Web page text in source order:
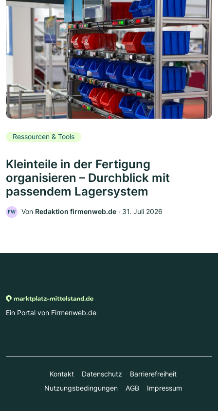
Ressourcen & Tools
Kleinteile in der Fertigung
organisieren – Durchblick mit
passendem Lagersystem
FW Von Redaktion firmenweb.de ‧ 31. Juli 2026
Ein Portal von Firmenweb.de
Kontakt Datenschutz
Barrierefreiheit
Nutzungsbedingungen
AGB Impressum